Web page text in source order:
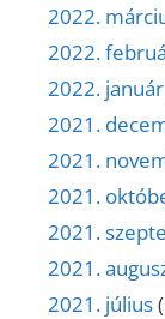
2022.
2022.
2022. január
2021.
2021.
2021.
2021.
2021.
2021. július